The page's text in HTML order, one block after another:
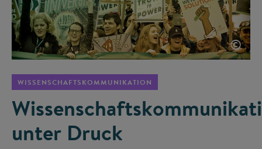
©
WISSENSCHAFTSKOMMUNIKATION
unter Druck